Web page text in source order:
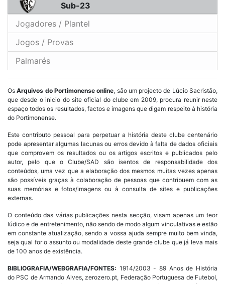
Sub-23
Jogadores / Plantel
Jogos / Provas
Palmarés
OsArquivos do Portimonense online, são um projecto de Lúcio Sacristão,
que desde o inicio do site oficial do clube em 2009, procura reunir neste
espaço todos os resultados, factos e imagens que digam respeito à história
do Portimonense.
Este contributo pessoal para perpetuar a história deste clube centenário
pode apresentar algumas lacunas ou erros devido à falta de dados oficiais
que comprovem os resultados ou os artigos escritos e publicados pelo
autor, pelo que o Clube/SAD são isentos de responsabilidade dos
conteúdos, uma vez que a elaboração dos mesmos muitas vezes apenas
são possíveis graças à colaboração de pessoas que contribuem com as
suas memórias e fotos/imagens ou à consulta de sites e publicações
externas.
O conteúdo das várias publicações nesta secção, visam apenas um teor
lúdico e de entretenimento, não sendo de modo algum vinculativas e estão
em constante atualização, sendo a vossa ajuda sempre muito bem vinda,
seja qual for o assunto ou modalidade deste grande clube que já leva mais
de 100 anos de existência.
BIBLIOGRAFIA/WEBGRAFIA/FONTES: 1914/2003 - 89 Anos de História
do PSC de Armando Alves, zerozero.pt, Federação Portuguesa de Futebol,